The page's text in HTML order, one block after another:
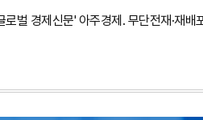
벌 경제신문' 아주경제. 무단전재·재배